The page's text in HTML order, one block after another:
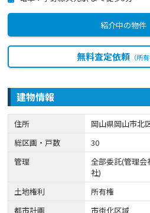
紹介中の物件
無料査定依頼（所有
建物情報
住所
岡山県岡山市北
総区画・戸数
30
管理
全部委託(管理
社)
土地権利
所有権
都市計画
市街化区域